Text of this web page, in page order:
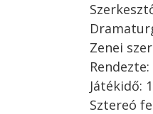
Zenei
Játékidő:
Sztereó